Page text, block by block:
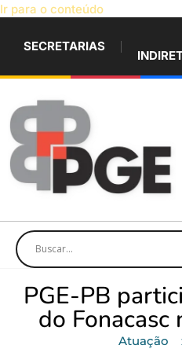
Ir para o conteúdo
SECRETARIAS
PGE-PB
do Fonacasc
Atuação